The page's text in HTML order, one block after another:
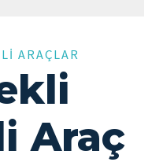
ARAÇLAR
Araç